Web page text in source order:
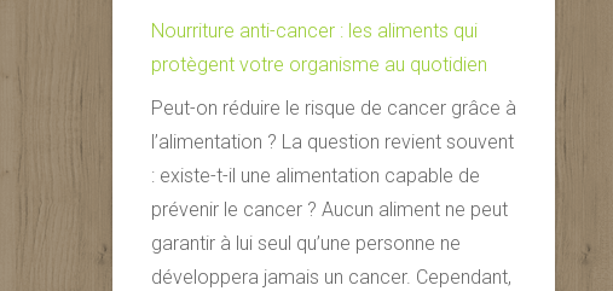
Nourriture anti-cancer : les aliments qui
protègent votre organisme au quotidien
Peut-on réduire le risque de cancer grâce à
l’alimentation ? La question revient souvent
: existe-t-il une alimentation capable de
prévenir le cancer ? Aucun aliment ne peut
garantir à lui seul qu’une personne ne
développera jamais un cancer. Cependant,